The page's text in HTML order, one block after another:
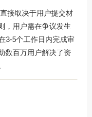
接取决于用户提交材
，用户需在争议发生
3-5个工作日内完成审
数百万用户解决了资